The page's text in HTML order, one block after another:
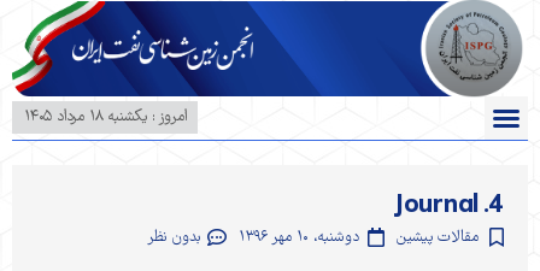
امروز : یکشنبه ۱۸ مرداد ۱۴۰۵
Journal .4
مقالات پیشین دوشنبه، ۱۰ مهر ۱۳۹۶ بدون نظر